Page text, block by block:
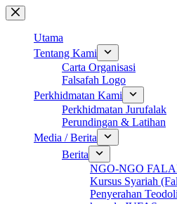
Skip
to
contentUtama
Tentang Kami
Carta Organisasi
Falsafah Logo
Perkhidmatan Kami
Perkhidmatan Jurufalak
Perundingan & Latihan
Media / Berita
Berita
NGO-NGO
Kursus Syariah
Penyerahan